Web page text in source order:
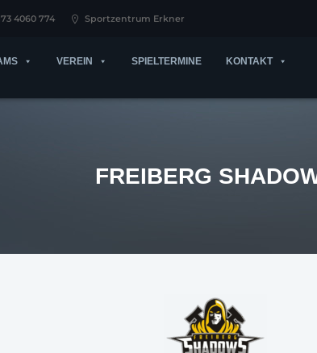
4060 774 Sportzentrum Erkner
VEREIN SPIELTERMINE KONTAKT
FREIBERG